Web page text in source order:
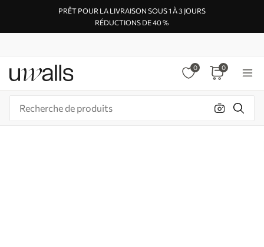
PRÊT POUR LA LIVRAISON SOUS 1 À 3 JOURS
RÉDUCTIONS DE 40 %
0 0